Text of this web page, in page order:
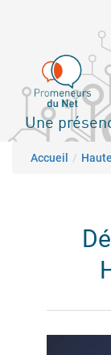
principal
Une
Fil
Accueil